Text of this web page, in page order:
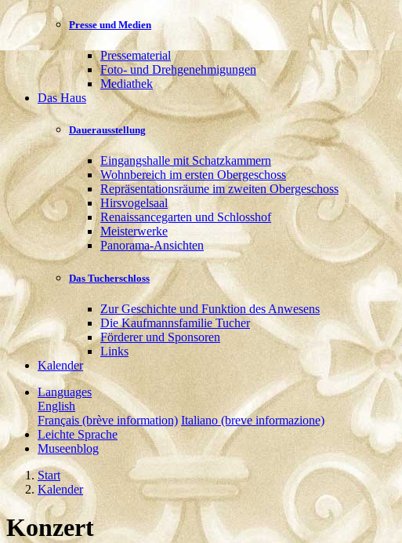
Presse und Medien
Pressematerial
Foto- und Drehgenehmigungen
Mediathek
Das Haus
Dauerausstellung
Eingangshalle mit Schatzkammern
Wohnbereich im ersten Obergeschoss
Repräsentationsräume im zweiten Obergeschoss
Hirsvogelsaal
Renaissancegarten und Schlosshof
Meisterwerke
Panorama-Ansichten
Das Tucherschloss
Zur Geschichte und Funktion des Anwesens
Die Kaufmannsfamilie Tucher
Förderer und Sponsoren
Links
Kalender
Languages
English
Français (brève information) Italiano (breve informazione)
Leichte Sprache
Museenblog
Start
Kalender
Konzert